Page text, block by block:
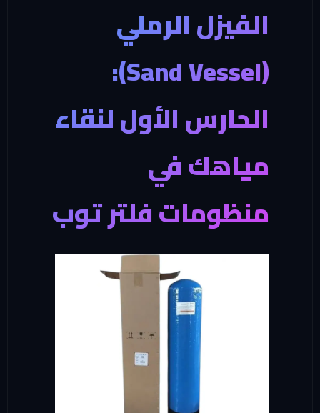
الفيزل الرملي
(Sand Vessel):
الحارس الأول لنقاء
مياهك في
منظومات فلتر توب